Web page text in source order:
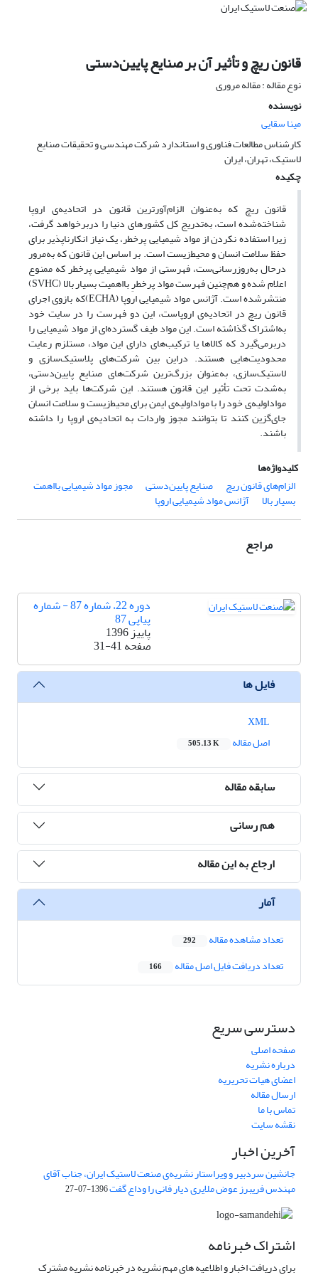
قانون ریچ و تأثیر آن بر صنایع پایین‌دستی
نوع مقاله : مقاله مروری
نویسنده
مینا سقایی
کارشناس مطالعات فناوری و استاندارد شرکت مهندسی و تحقیقات صنایع
لاستیک، تهران، ایران
چکیده
قانون ریچ که به‌عنوان الزام‌آورترین قانون در اتحادیه‌ی اروپا
شناخته‌شده است، به‌تدریج کل کشورهای دنیا را دربرخواهد گرفت،
زیرا استفاده نکردن از مواد شیمیایی پرخطر، یک نیاز انکارناپذیر برای
حفظ سلامت انسان و محیط‌زیست است. بر اساس این قانون که به‌مرور
درحال به‌روزرسانی‌ست، فهرستی از مواد شیمیایی پرخطر که ممنوع
اعلام شده و هم‌چنین فهرست مواد پرخطرِ بااهمیت بسیار بالا (SVHC)
منتشرشده است. آژانس مواد شیمیایی اروپا (ECHA)که بازوی اجرای
قانون ریچ در اتحادیه‌ی اروپاست، این دو فهرست را در سایت خود
به‌اشتراک گذاشته است. این مواد طیف گسترده‌ای از مواد شیمیایی را
دربرمی‌گیرد که کالاها یا ترکیب‌های دارای این مواد، مستلزم رعایت
محدودیت‌هایی هستند. دراین ‌بین شرکت‌های پلاستیک‌سازی و
لاستیک‌سازی، به‌عنوان بزرگ‌ترین شرکت‌های صنایع پایین‌دستی،
به‌شدت تحت تأثیر این قانون هستند. این شرکت‌‌ها باید برخی از
مواداولیه‌ی خود را با مواداولیه‌‌ی ایمن برای محیط‌زیست و سلامت انسان
جای‌گزین کنند تا بتوانند مجوز واردات به اتحادیه‌ی اروپا را داشته
باشند.
کلیدواژه‌ها
الزام‌های قانون ریچ
صنایع پایین‌دستی مجوز مواد شیمیایی بااهمت
بسیار بالا آژانس مواد شیمیایی اروپا
مراجع
دوره 22، شماره 87 - شماره
پیاپی 87
پاییز 1396
صفحه31-41
فایل ها
اصل مقاله
505.13 K
سابقه مقاله
هم رسانی
ارجاع به این مقاله
آمار
تعداد مشاهده مقاله 292
تعداد دریافت فایل اصل مقاله 166
دسترسی سریع
صفحه اصلی
درباره نشریه
اعضای هیات تحریریه
ارسال مقاله
تماس با ما
نقشه سایت
آخرین اخبار
جانشین سردبیر و ویراستار نشریه‌ی صنعت لاستیک ایران، جناب آقای
مهندس فریبرز عوض ملایری دیار فانی را وداع گفت1396-07-27
اشتراک خبرنامه
برای دریافت اخبار و اطلاعیه های مهم نشریه در خبرنامه نشریه مشترک